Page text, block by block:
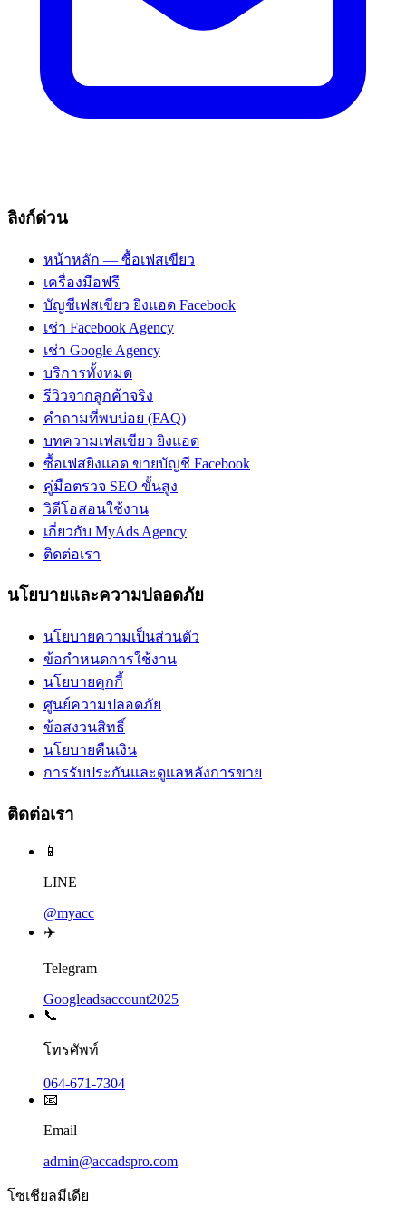
ลิงก์ด่วน
หน้าหลัก — ซื้อเฟสเขียว
เครื่องมือฟรี
บัญชีเฟสเขียว ยิงแอด Facebook
เช่า Facebook Agency
เช่า Google Agency
บริการทั้งหมด
รีวิวจากลูกค้าจริง
คำถามที่พบบ่อย (FAQ)
บทความเฟสเขียว ยิงแอด
ซื้อเฟสยิงแอด ขายบัญชี Facebook
คู่มือตรวจ SEO ขั้นสูง
วิดีโอสอนใช้งาน
เกี่ยวกับ MyAds Agency
ติดต่อเรา
นโยบายและความปลอดภัย
นโยบายความเป็นส่วนตัว
ข้อกำหนดการใช้งาน
นโยบายคุกกี้
ศูนย์ความปลอดภัย
ข้อสงวนสิทธิ์
นโยบายคืนเงิน
การรับประกันและดูแลหลังการขาย
ติดต่อเรา
📱
LINE
@myacc
✈️
Telegram
Googleadsaccount2025
📞
โทรศัพท์
064-671-7304
📧
Email
admin@accadspro.com
โซเชียลมีเดีย